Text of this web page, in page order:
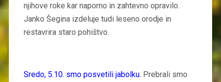
njihove roke kar naporno in zahtevno opravilo.
Janko Šegina izdeluje tudi leseno orodje in
restavrira staro pohištvo.
Sredo, 5.10. smo posvetili jabolku. Prebrali smo